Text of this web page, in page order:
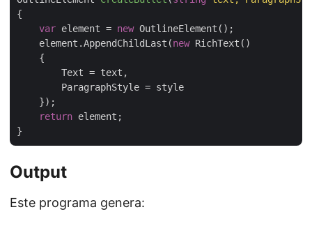
{
var element = new OutlineElement();
    element.AppendChildLast(
new RichText()
    {
        Text = text,
        ParagraphStyle = style
    });
return element;
Output
Este programa genera: